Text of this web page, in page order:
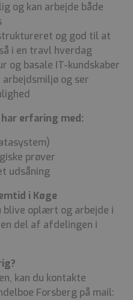
og kan arbejde både
og god til at
i en travl hverdag
og basale IT-kundskaber
og ser
erfaring med:
prøver
udsåning
i Køge
blive oplært og arbejde i
del af afdelingen i
kan du kontakte
Forsberg på mail: